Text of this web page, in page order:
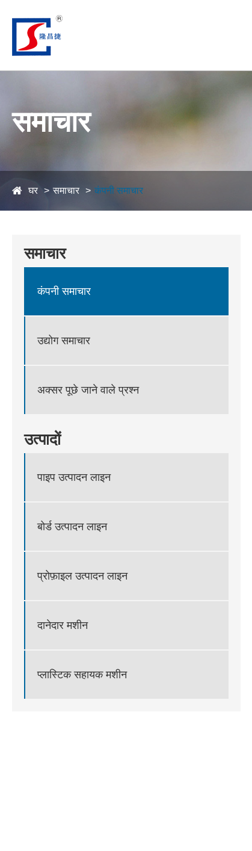
समाचार
घर समाचार कंपनी समाचार
समाचार
कंपनी समाचार
उद्योग समाचार
अक्सर पूछे जाने वाले प्रश्न
उत्पादों
पाइप उत्पादन लाइन
बोर्ड उत्पादन लाइन
प्रोफ़ाइल उत्पादन लाइन
दानेदार मशीन
प्लास्टिक सहायक मशीन